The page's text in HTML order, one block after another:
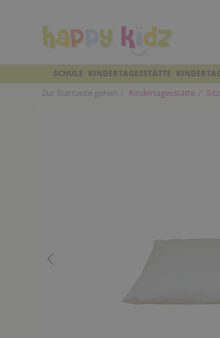
SCHULE KINDERTAGESSTÄTTE
Zur Startseite gehen
Kindertagesstätte